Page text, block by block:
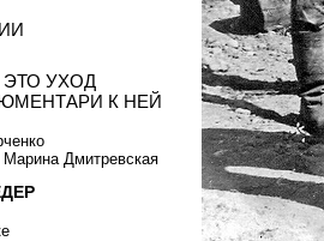
УХОД
К НЕЙ
Дмитревская